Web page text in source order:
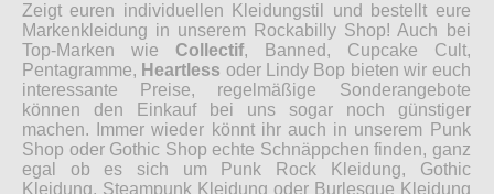
Zeigt euren individuellen Kleidungstil und bestellt eure
Markenkleidung in unserem Rockabilly Shop! Auch bei
Top-Marken wie Collectif, Banned, Cupcake Cult,
Pentagramme, Heartless oder Lindy Bop bieten wir euch
interessante Preise, regelmäßige Sonderangebote
können den Einkauf bei uns sogar noch günstiger
machen. Immer wieder könnt ihr auch in unserem Punk
Shop oder Gothic Shop echte Schnäppchen finden, ganz
egal ob es sich um Punk Rock Kleidung, Gothic
Kleidung, Steampunk Kleidung oder Burlesque Kleidung